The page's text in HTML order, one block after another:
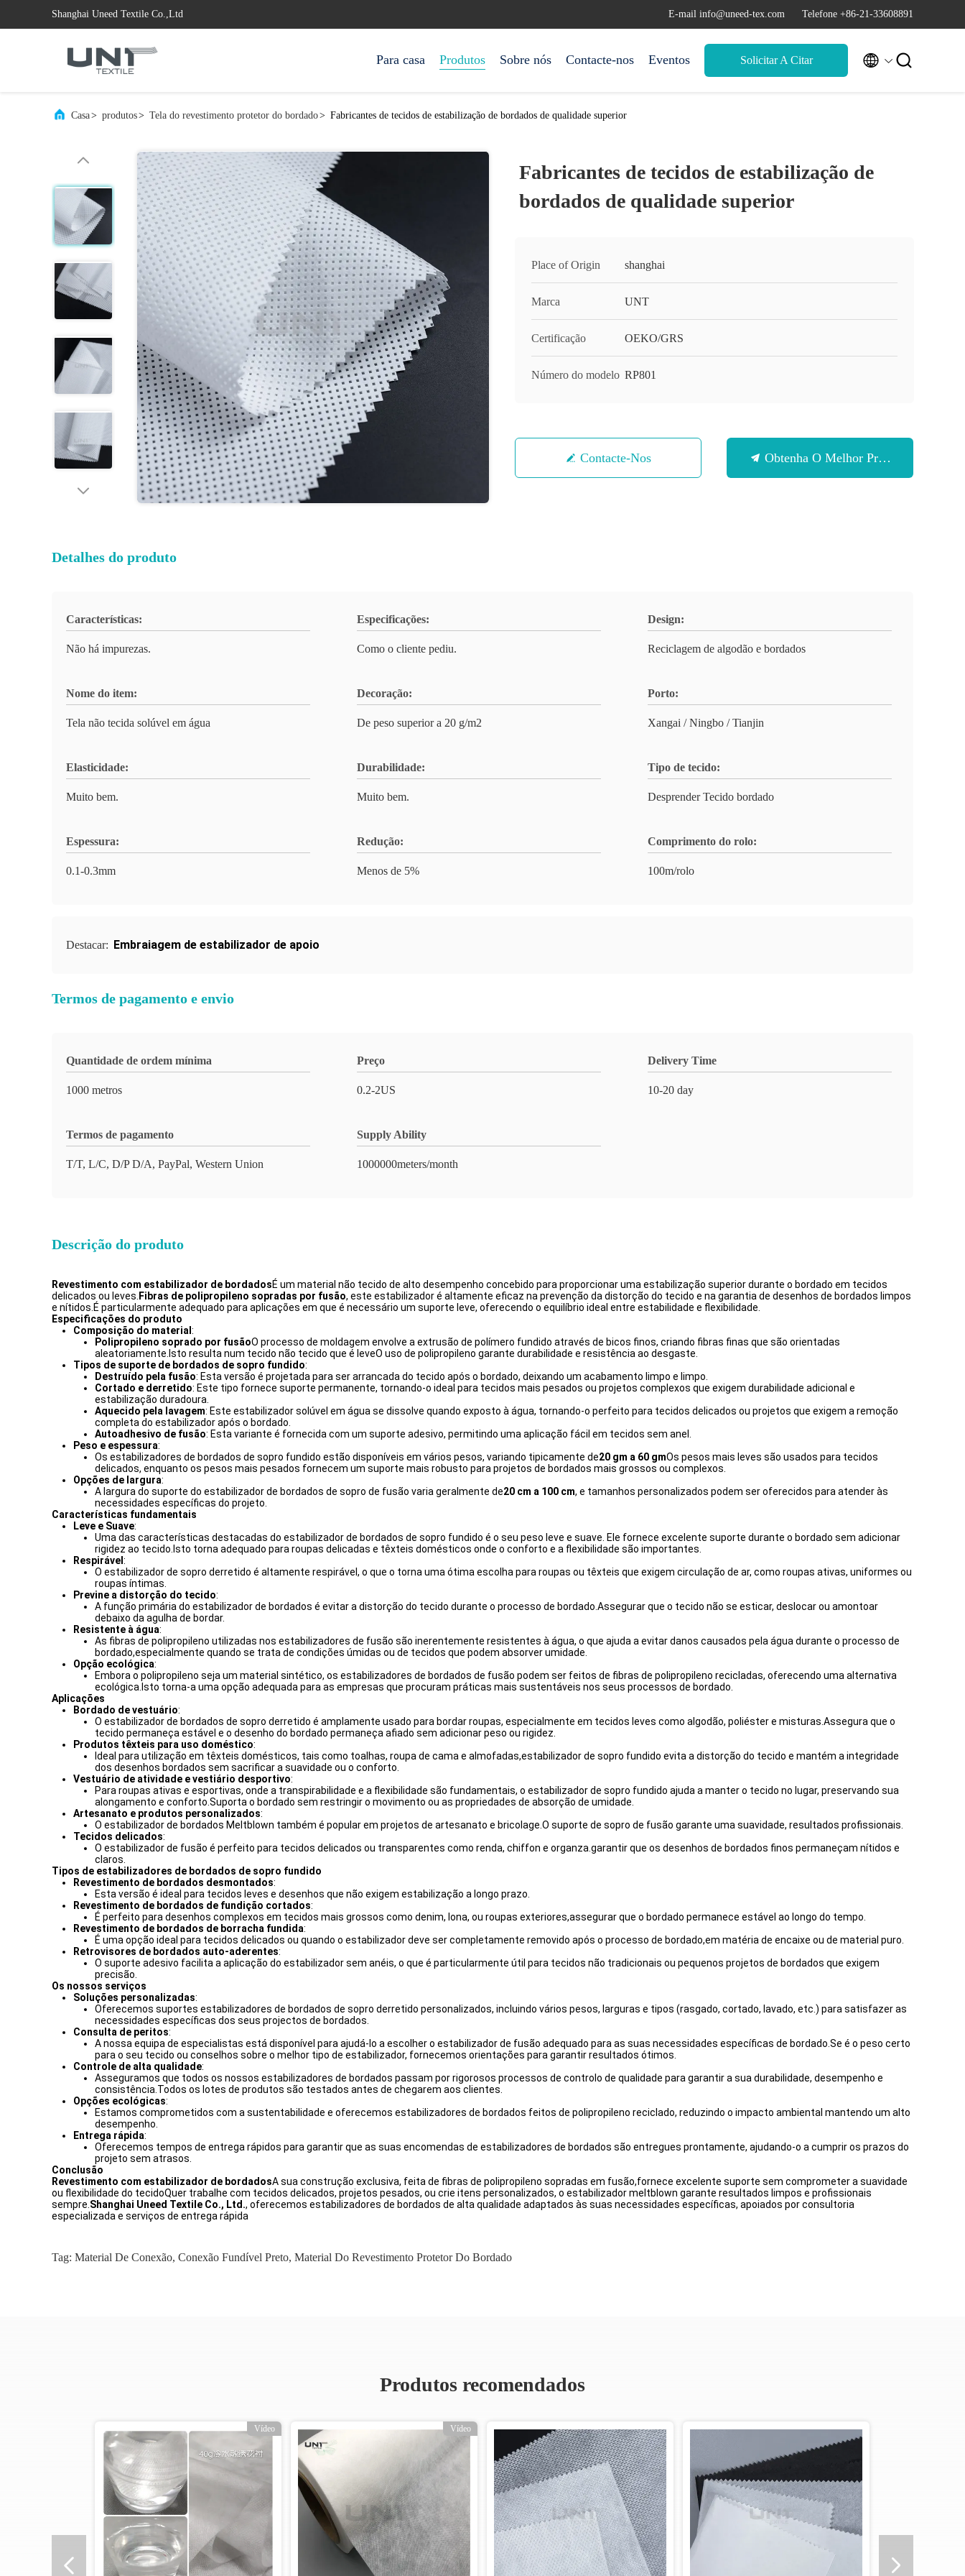
Shanghai Uneed Textile Co.,Ltd E-mail info@uneed-tex.com Telefone +86-21-33608891
Para casa Produtos Sobre nós Contacte-nos Eventos Solicitar A Citar  
Casa> produtos> Tela do revestimento protetor do bordado> Fabricantes de tecidos de estabilização de bordados de qualidade superior
Fabricantes de tecidos de estabilização de
bordados de qualidade superior
Place of Origin shanghai
Marca UNT
Certificação OEKO/GRS
Número do modelo RP801
Contacte-Nos Obtenha O Melhor Preço
Detalhes do produto
Características:
Não há impurezas.
Especificações:
Como o cliente pediu.
Design:
Reciclagem de algodão e bordados
Nome do item:
Tela não tecida solúvel em água
Decoração:
De peso superior a 20 g/m2
Porto:
Xangai / Ningbo / Tianjin
Elasticidade:
Muito bem.
Durabilidade:
Muito bem.
Tipo de tecido:
Desprender Tecido bordado
Espessura:
0.1-0.3mm
Redução:
Menos de 5%
Comprimento do rolo:
100m/rolo
Destacar: Embraiagem de estabilizador de apoio
Termos de pagamento e envio
Quantidade de ordem mínima
1000 metros
Preço
0.2-2US
Delivery Time
10-20 day
Termos de pagamento
T/T, L/C, D/P D/A, PayPal, Western Union
Supply Ability
1000000meters/month
Descrição do produto
Revestimento com estabilizador de bordadosÉ um material não tecido de alto desempenho concebido para proporcionar uma estabilização superior durante o bordado em tecidos
delicados ou leves. Fibras de polipropileno sopradas por fusão, este estabilizador é altamente eficaz na prevenção da distorção do tecido e na garantia de desenhos de bordados limpos
e nítidos.É particularmente adequado para aplicações em que é necessário um suporte leve, oferecendo o equilíbrio ideal entre estabilidade e flexibilidade.
Especificações do produto
Composição do material :
Polipropileno soprado por fusãoO processo de moldagem envolve a extrusão de polímero fundido através de bicos finos, criando fibras finas que são orientadas
aleatoriamente.Isto resulta num tecido não tecido que é leveO uso de polipropileno garante durabilidade e resistência ao desgaste.
Tipos de suporte de bordados de sopro fundido:
Destruído pela fusão: Esta versão é projetada para ser arrancada do tecido após o bordado, deixando um acabamento limpo e limpo.
Cortado e derretido: Este tipo fornece suporte permanente, tornando-o ideal para tecidos mais pesados ou projetos complexos que exigem durabilidade adicional e
estabilização duradoura.
Aquecido pela lavagem: Este estabilizador solúvel em água se dissolve quando exposto à água, tornando-o perfeito para tecidos delicados ou projetos que exigem a remoção
completa do estabilizador após o bordado.
Autoadhesivo de fusão: Esta variante é fornecida com um suporte adesivo, permitindo uma aplicação fácil em tecidos sem anel.
Peso e espessura:
Os estabilizadores de bordados de sopro fundido estão disponíveis em vários pesos, variando tipicamente de20 gm a 60 gmOs pesos mais leves são usados para tecidos
delicados, enquanto os pesos mais pesados fornecem um suporte mais robusto para projetos de bordados mais grossos ou complexos.
Opções de largura:
A largura do suporte do estabilizador de bordados de sopro de fusão varia geralmente de20 cm a 100 cm, e tamanhos personalizados podem ser oferecidos para atender às
necessidades específicas do projeto.
Características fundamentais
Leve e Suave:
Uma das características destacadas do estabilizador de bordados de sopro fundido é o seu peso leve e suave. Ele fornece excelente suporte durante o bordado sem adicionar
rigidez ao tecido.Isto torna adequado para roupas delicadas e têxteis domésticos onde o conforto e a flexibilidade são importantes.
Respirável :
O estabilizador de sopro derretido é altamente respirável, o que o torna uma ótima escolha para roupas ou têxteis que exigem circulação de ar, como roupas ativas, uniformes ou
roupas íntimas.
Previne a distorção do tecido:
A função primária do estabilizador de bordados é evitar a distorção do tecido durante o processo de bordado.Assegurar que o tecido não se esticar, deslocar ou amontoar
debaixo da agulha de bordar.
Resistente à água:
As fibras de polipropileno utilizadas nos estabilizadores de fusão são inerentemente resistentes à água, o que ajuda a evitar danos causados pela água durante o processo de
bordado,especialmente quando se trata de condições úmidas ou de tecidos que podem absorver umidade.
Opção ecológica:
Embora o polipropileno seja um material sintético, os estabilizadores de bordados de fusão podem ser feitos de fibras de polipropileno recicladas, oferecendo uma alternativa
ecológica.Isto torna-a uma opção adequada para as empresas que procuram práticas mais sustentáveis nos seus processos de bordado.
Aplicações
Bordado de vestuário:
O estabilizador de bordados de sopro derretido é amplamente usado para bordar roupas, especialmente em tecidos leves como algodão, poliéster e misturas.Assegura que o
tecido permaneça estável e o desenho do bordado permaneça afiado sem adicionar peso ou rigidez.
Produtos têxteis para uso doméstico:
Ideal para utilização em têxteis domésticos, tais como toalhas, roupa de cama e almofadas,estabilizador de sopro fundido evita a distorção do tecido e mantém a integridade
dos desenhos bordados sem sacrificar a suavidade ou o conforto.
Vestuário de atividade e vestiário desportivo:
Para roupas ativas e esportivas, onde a transpirabilidade e a flexibilidade são fundamentais, o estabilizador de sopro fundido ajuda a manter o tecido no lugar, preservando sua
alongamento e conforto.Suporta o bordado sem restringir o movimento ou as propriedades de absorção de umidade.
Artesanato e produtos personalizados:
O estabilizador de bordados Meltblown também é popular em projetos de artesanato e bricolage.O suporte de sopro de fusão garante uma suavidade, resultados profissionais.
Tecidos delicados:
O estabilizador de fusão é perfeito para tecidos delicados ou transparentes como renda, chiffon e organza.garantir que os desenhos de bordados finos permaneçam nítidos e
claros.
Tipos de estabilizadores de bordados de sopro fundido
Revestimento de bordados desmontados:
Esta versão é ideal para tecidos leves e desenhos que não exigem estabilização a longo prazo.
Revestimento de bordados de fundição cortados:
É perfeito para desenhos complexos em tecidos mais grossos como denim, lona, ou roupas exteriores,assegurar que o bordado permanece estável ao longo do tempo.
Revestimento de bordados de borracha fundida:
É uma opção ideal para tecidos delicados ou quando o estabilizador deve ser completamente removido após o processo de bordado,em matéria de encaixe ou de material puro.
Retrovisores de bordados auto-aderentes:
O suporte adesivo facilita a aplicação do estabilizador sem anéis, o que é particularmente útil para tecidos não tradicionais ou pequenos projetos de bordados que exigem
precisão.
Os nossos serviços
Soluções personalizadas:
Oferecemos suportes estabilizadores de bordados de sopro derretido personalizados, incluindo vários pesos, larguras e tipos (rasgado, cortado, lavado, etc.) para satisfazer as
necessidades específicas dos seus projectos de bordados.
Consulta de peritos:
A nossa equipa de especialistas está disponível para ajudá-lo a escolher o estabilizador de fusão adequado para as suas necessidades específicas de bordado.Se é o peso certo
para o seu tecido ou conselhos sobre o melhor tipo de estabilizador, fornecemos orientações para garantir resultados ótimos.
Controle de alta qualidade:
Asseguramos que todos os nossos estabilizadores de bordados passam por rigorosos processos de controlo de qualidade para garantir a sua durabilidade, desempenho e
consistência.Todos os lotes de produtos são testados antes de chegarem aos clientes.
Opções ecológicas:
Estamos comprometidos com a sustentabilidade e oferecemos estabilizadores de bordados feitos de polipropileno reciclado, reduzindo o impacto ambiental mantendo um alto
desempenho.
Entrega rápida:
Oferecemos tempos de entrega rápidos para garantir que as suas encomendas de estabilizadores de bordados são entregues prontamente, ajudando-o a cumprir os prazos do
projeto sem atrasos.
Conclusão
Revestimento com estabilizador de bordadosA sua construção exclusiva, feita de fibras de polipropileno sopradas em fusão,fornece excelente suporte sem comprometer a suavidade
ou flexibilidade do tecidoQuer trabalhe com tecidos delicados, projetos pesados, ou crie itens personalizados, o estabilizador meltblown garante resultados limpos e profissionais
sempre. Shanghai Uneed Textile Co., Ltd., oferecemos estabilizadores de bordados de alta qualidade adaptados às suas necessidades específicas, apoiados por consultoria
especializada e serviços de entrega rápida
Tag: Material De Conexão, Conexão Fundível Preto, Material Do Revestimento Protetor Do Bordado
Produtos recomendados